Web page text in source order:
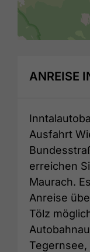
ANREISE
Ausfahrt
erreichen
Maurach.
Anreise
Tölz
Tegernsee,